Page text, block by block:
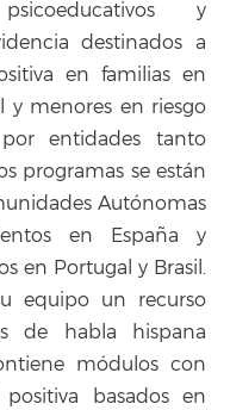
y
destinados a
en familias en
y menores en riesgo
por entidades tanto
programas se están
Autónomas
en España y
en Portugal y Brasil.
equipo un recurso
de habla hispana
módulos con
basados en